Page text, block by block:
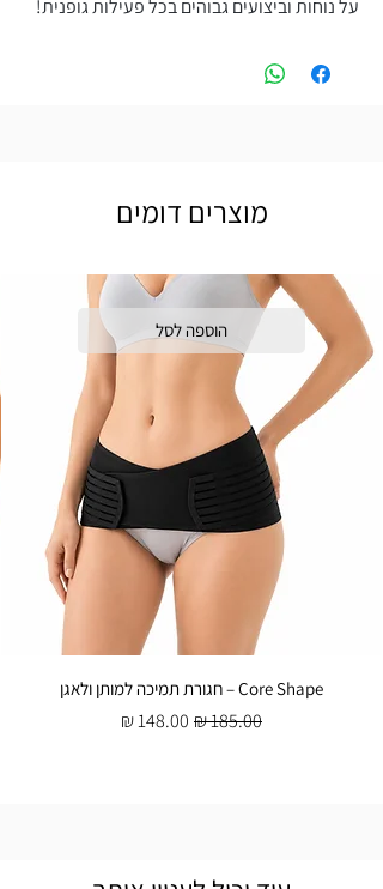
על נוחות וביצועים גבוהים בכל פעילות גופנית!
מוצרים דומים
הוספה לסל
Core Shape – חגורת תמיכה למותן ולאגן
מחיר רגיל מחיר מבצע